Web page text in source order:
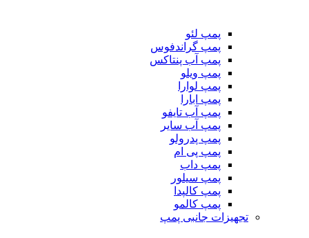
پمپ لئو
پمپ گراندفوس
پمپ آب پنتاکس
پمپ ویلو
پمپ لوارا
پمپ ابارا
پمپ آب تایفو
پمپ آب سایر
پمپ پدرولو
پمپ پی ام
پمپ داب
پمپ سیلور
پمپ کالپدا
پمپ کالمو
تجهیزات جانبی پمپ